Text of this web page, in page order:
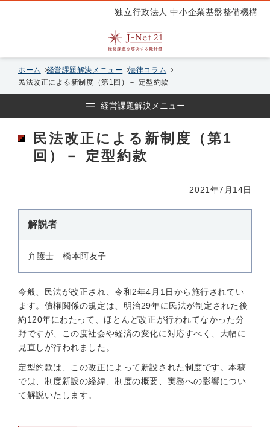
独立行政法人 中小企業基盤整備機構
ホーム 経営課題解決メニュー
法律コラム
民法改正による新制度（第1回）－ 定型約款
経営課題解決メニュー
民法改正による新制度（第1
回）－ 定型約款
2021年7月14日
解説者
弁護士 橋本阿友子
今般、民法が改正され、令和2年4月1日から施行されてい
ます。債権関係の規定は、明治29年に民法が制定された後
約120年にわたって、ほとんど改正が行われてなかった分
野ですが、この度社会や経済の変化に対応すべく、大幅に
見直しが行われました。
定型約款は、この改正によって新設された制度です。本稿
では、制度新設の経緯、制度の概要、実務への影響につい
て解説いたします。